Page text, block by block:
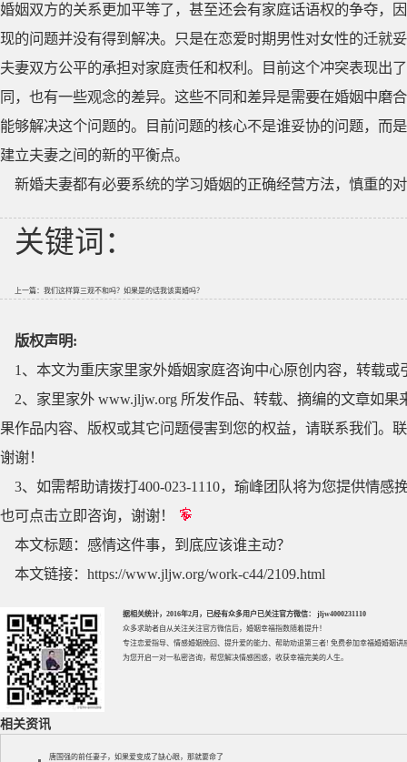
婚姻双方的关系更加平等了，甚至还会有家庭话语权的争夺，
现的问题并没有得到解决。只是在恋爱时期男性对女性的迁就
夫妻双方公平的承担对家庭责任和权利。目前这个冲突表现出
同，也有一些观念的差异。这些不同和差异是需要在婚姻中磨
能够解决这个问题的。目前问题的核心不是谁妥协的问题，而
建立夫妻之间的新的平衡点。
新婚夫妻都有必要系统的学习婚姻的正确经营方法，慎重的
关键词：
上一篇： 我们这样算三观不和吗？如果是的话我该离婚吗？
版权声明:
1、本文为重庆家里家外婚姻家庭咨询中心原创内容，转载
2、家里家外 www.jljw.org 所发作品、转载、摘编的文章如
果作品内容、版权或其它问题侵害到您的权益，请联系我们。
谢谢！
3、如需帮助请拨打400-023-1110，瑜峰团队将为您提供情
也可点击立即咨询，谢谢！
本文标题： 感情这件事，到底应该谁主动？
本文链接： https://www.jljw.org/work-c44/2109.html
据相关统计，2016年2月，已经有众多用户已关注官方微信： jljw4000231110
众多求助者自从关注关注官方微信后，婚姻幸福指数随着提升！
专注恋爱指导、 情感婚姻挽回 、提升爱的能力、帮助劝退第三者! 免费参加幸福婚婚姻讲
为您开启一对一私密咨询，帮您解决情感困惑，收获幸福完美的人生。
相关资讯
唐国强的前任妻子，如果爱变成了缺心眼，那就要命了